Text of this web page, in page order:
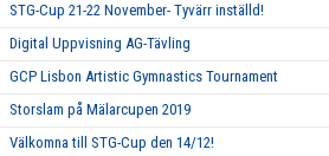
STG-Cup 21-22 November- Tyvärr inställd!
Digital Uppvisning AG-Tävling
GCP Lisbon Artistic Gymnastics Tournament
Storslam på Mälarcupen 2019
Välkomna till STG-Cup den 14/12!